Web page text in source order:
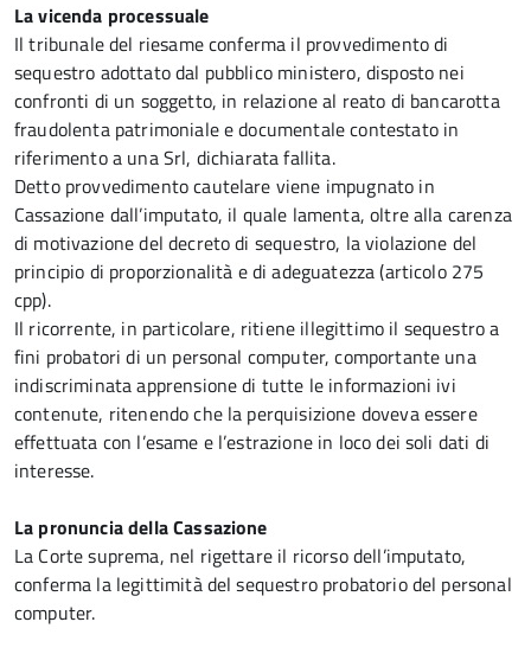
La vicenda processuale
Il tribunale del riesame conferma il provvedimento di
sequestro adottato dal pubblico ministero, disposto nei
confronti di un soggetto, in relazione al reato di bancarotta
fraudolenta patrimoniale e documentale contestato in
riferimento a una Srl, dichiarata fallita.
Detto provvedimento cautelare viene impugnato in
Cassazione dall’imputato, il quale lamenta, oltre alla carenza
di motivazione del decreto di sequestro, la violazione del
principio di proporzionalità e di adeguatezza (articolo 275
cpp).
Il ricorrente, in particolare, ritiene illegittimo il sequestro a
fini probatori di un personal computer, comportante una
indiscriminata apprensione di tutte le informazioni ivi
contenute, ritenendo che la perquisizione doveva essere
effettuata con l’esame e l’estrazione in loco dei soli dati di
interesse.
La pronuncia della Cassazione
La Corte suprema, nel rigettare il ricorso dell’imputato,
conferma la legittimità del sequestro probatorio del personal
computer.